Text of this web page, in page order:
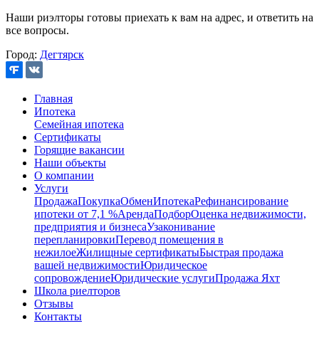
Наши риэлторы готовы приехать к вам на адрес, и ответить на
все вопросы.
Город: Дегтярск
Главная
Ипотека
Семейная ипотека
Сертификаты
Горящие вакансии
Наши объекты
О компании
Услуги
ПродажаПокупкаОбменИпотекаРефинансирование
ипотеки от 7,1 %АрендаПодборОценка недвижимости,
предприятия и бизнесаУзаконивание
перепланировкиПеревод помещения в
нежилоеЖилищные сертификатыБыстрая продажа
вашей недвижимостиЮридическое
сопровождениеЮридические услугиПродажа Яхт
Школа риелторов
Отзывы
Контакты